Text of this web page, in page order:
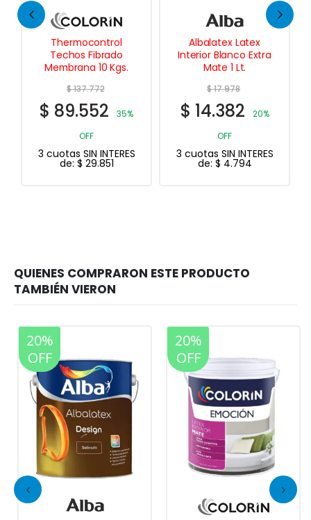
Albalatex Latex
Interior Blanco Extra
Mate 1 Lt.
$17.978
$14.382
20%
OFF
3 cuotas SIN INTERES
de: $4.794
Albalatex Latex Ultra
Lavable Mate 4 Lts.
$75.111
$ 60.089
20%
OFF
3 cuotas SIN INTERES
de:$20.030
20%
OFF
20%
OFF